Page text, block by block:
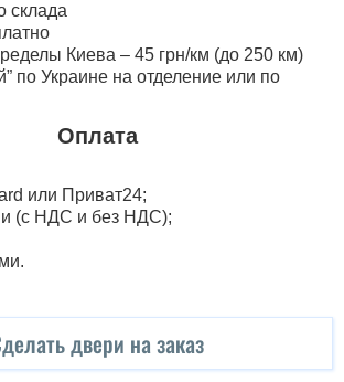
склада
Киева – 45 грн/км (до 250 км)
по Украине на отделение или по
Оплата
или Приват24;
(с НДС и без НДС);
двери на заказ